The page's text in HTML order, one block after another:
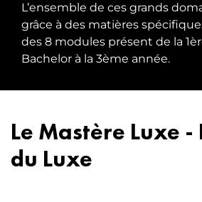
L’ensemble de ces grands
grâce à des matières
des 8 modules présent de la
Bachelor à la 3ème année.
Le Mastère Luxe
du Luxe